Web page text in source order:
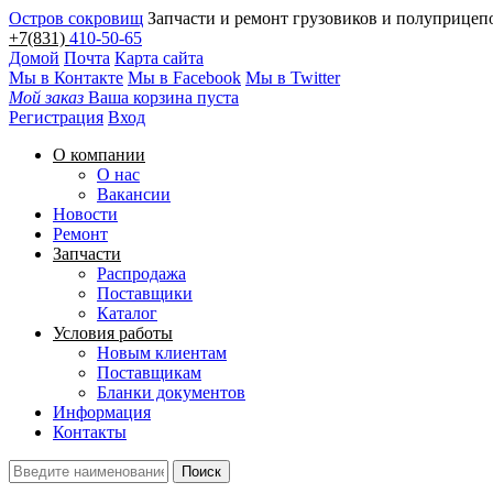
Остров сокровищ Запчасти и ремонт грузовиков и
+7(831) 410-50-65
Домой Почта Карта сайта
Мы в Контакте Мы в Facebook Мы в Twitter
Мой заказ Ваша корзина пуста
Регистрация Вход
О компании
О нас
Вакансии
Новости
Ремонт
Запчасти
Распродажа
Поставщики
Каталог
Условия работы
Новым клиентам
Поставщикам
Бланки документов
Информация
Контакты